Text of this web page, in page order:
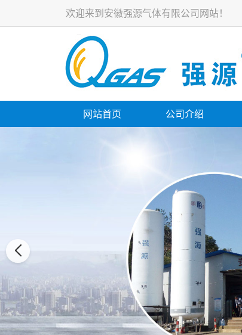
欢迎来到安徽强源气体有限公司网站！
网站首页 公司介绍